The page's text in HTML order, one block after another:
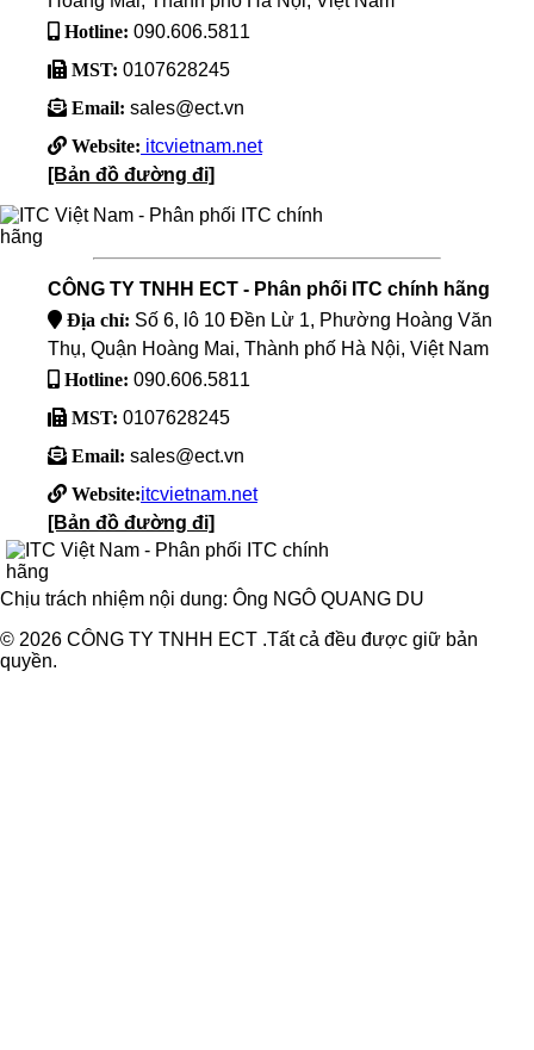
Hotline: 090.606.5811
MST: 0107628245
Email: sales@ect.vn
Website: itcvietnam.net
[Bản đồ đường đi]
CÔNG TY TNHH ECT - Phân phối ITC chính hãng
Địa chỉ: Số 6, lô 10 Đền Lừ 1, Phường Hoàng Văn
Thụ, Quận Hoàng Mai, Thành phố Hà Nội, Việt Nam
Hotline: 090.606.5811
MST: 0107628245
Email: sales@ect.vn
Website:itcvietnam.net
[Bản đồ đường đi]
Chịu trách nhiệm nội dung: Ông NGÔ QUANG DU
© 2026 CÔNG TY TNHH ECT .Tất cả đều được giữ bản
quyền.